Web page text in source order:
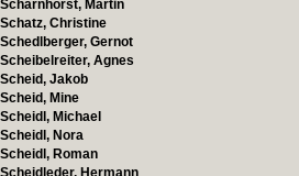
Scharnhorst, Martin
Schatz, Christine
Schedlberger, Gernot
Scheibelreiter, Agnes
Scheid, Jakob
Scheid, Mine
Scheidl, Michael
Scheidl, Nora
Scheidl, Roman
Scheidleder, Hermann